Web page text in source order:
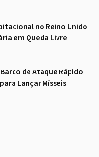
no Reino Unido
em Queda Livre
de Ataque Rápido
Lançar Mísseis